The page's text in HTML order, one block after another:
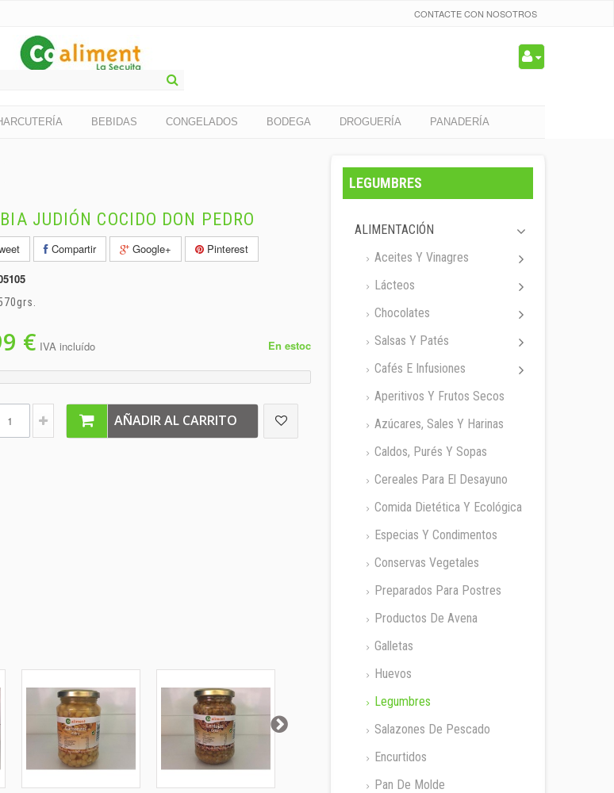
CONTACTE CON NOSOTROS
BEBIDAS CONGELADOS BODEGA DROGUERÍA PANADERÍA
JUDIÓN COCIDO DON PEDRO
Compartir Google+
Pinterest
€ IVA incluído En estoc
AÑADIR AL CARRITO
LEGUMBRES
ALIMENTACIÓN
Aceites Y Vinagres
Lácteos
Chocolates
Salsas Y Patés
Cafés E Infusiones
Aperitivos Y Frutos Secos
Azúcares, Sales Y Harinas
Caldos, Purés Y Sopas
Cereales Para El Desayuno
Comida Dietética Y Ecológica
Especias Y Condimentos
Conservas Vegetales
Preparados Para Postres
Productos De Avena
Galletas
Huevos
Legumbres
Salazones De Pescado
Encurtidos
Pan De Molde